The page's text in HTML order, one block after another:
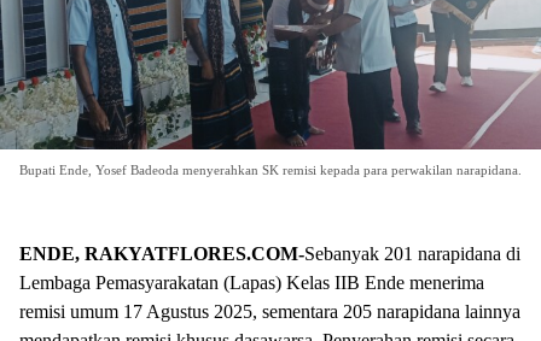
Bupati Ende, Yosef Badeoda menyerahkan SK remisi kepada para perwakilan narapidana.
ENDE, RAKYATFLORES.COM-Sebanyak 201 narapidana di
Lembaga Pemasyarakatan (Lapas) Kelas IIB Ende menerima
remisi umum 17 Agustus 2025, sementara 205 narapidana lainnya